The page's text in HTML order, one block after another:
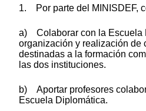
1. Por parte del MINISDEF,
a) Colaborar con la Escuela
organización y realización de
destinadas a la formación
las dos instituciones.
b) Aportar profesores
Escuela Diplomática.